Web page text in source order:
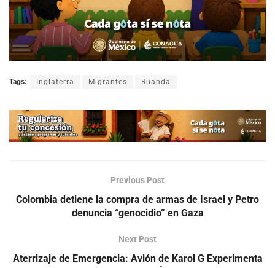
Tags: Inglaterra Migrantes Ruanda
Previous Post
Colombia detiene la compra de armas de Israel y Petro
denuncia “genocidio” en Gaza
Next Post
Aterrizaje de Emergencia: Avión de Karol G Experimenta